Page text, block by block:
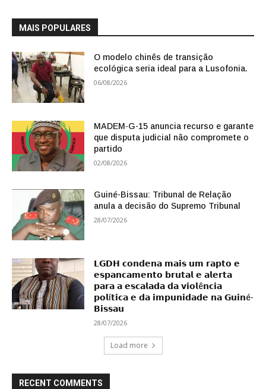
MAIS POPULARES
O modelo chinês de transição
ecológica seria ideal para a Lusofonia.
06/08/2026
MADEM-G-15 anuncia recurso e garante
que disputa judicial não compromete o
partido
02/08/2026
Guiné-Bissau: Tribunal de Relação
anula a decisão do Supremo Tribunal
28/07/2026
𝗟𝗚𝗗𝗛 𝗰𝗼𝗻𝗱𝗲𝗻𝗮 𝗺𝗮𝗶𝘀 𝘂𝗺 𝗿𝗮𝗽𝘁𝗼 𝗲
𝗲𝘀𝗽𝗮𝗻𝗰𝗮𝗺𝗲𝗻𝘁𝗼 𝗯𝗿𝘂𝘁𝗮𝗹 𝗲 𝗮𝗹𝗲𝗿𝘁𝗮
𝗽𝗮𝗿𝗮 𝗮 𝗲𝘀𝗰𝗮𝗹𝗮𝗱𝗮 𝗱𝗮 𝘃𝗶𝗼𝗹ê𝗻𝗰𝗶𝗮
𝗽𝗼𝗹í𝘁𝗶𝗰𝗮 𝗲 𝗱𝗮 𝗶𝗺𝗽𝘂𝗻𝗶𝗱𝗮𝗱𝗲 𝗻𝗮 𝗚𝘂𝗶𝗻é-
𝗕𝗶𝘀𝘀𝗮𝘂
28/07/2026
Load more
RECENT COMMENTS